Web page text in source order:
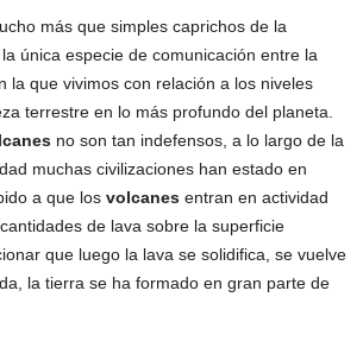
más que simples caprichos de la
única especie de comunicación entre la
la que vivimos con relación a los niveles
terrestre en lo más profundo del planeta.
no son tan indefensos, a lo largo de la
muchas civilizaciones han estado en
a que los volcanes entran en actividad
de lava sobre la superficie
que luego la lava se solidifica, se vuelve
la tierra se ha formado en gran parte de